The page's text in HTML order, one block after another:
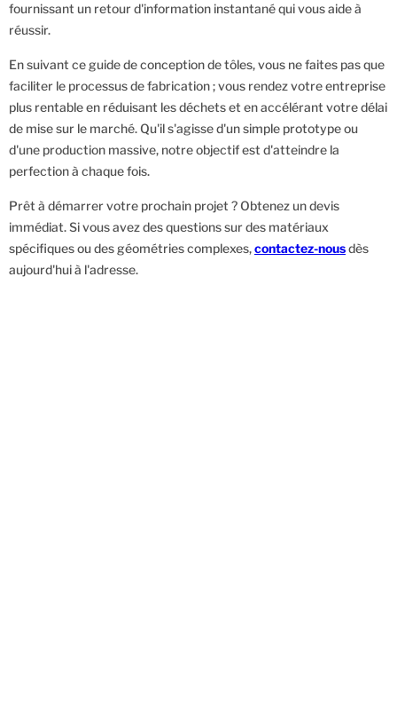
fournissant un retour d'information instantané qui vous aide à
réussir.
En suivant ce guide de conception de tôles, vous ne faites pas que
faciliter le processus de fabrication ; vous rendez votre entreprise
plus rentable en réduisant les déchets et en accélérant votre délai
de mise sur le marché. Qu'il s'agisse d'un simple prototype ou
d'une production massive, notre objectif est d'atteindre la
perfection à chaque fois.
Prêt à démarrer votre prochain projet ? Obtenez un devis
immédiat. Si vous avez des questions sur des matériaux
spécifiques ou des géométries complexes,contactez-nousdès
aujourd'hui à l'adresse.